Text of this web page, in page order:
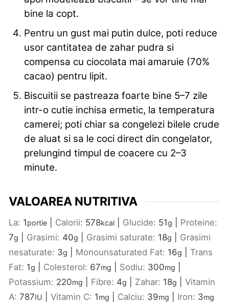
bine la copt.
Pentru un gust mai putin dulce, poti reduce
usor cantitatea de zahar pudra si
compensa cu ciocolata mai amaruie (70%
cacao) pentru lipit.
Biscuitii se pastreaza foarte bine 5–7 zile
intr-o cutie inchisa ermetic, la temperatura
camerei; poti chiar sa congelezi bilele crude
de aluat si sa le coci direct din congelator,
prelungind timpul de coacere cu 2–3
minute.
VALOAREA NUTRITIVA
La: 1portie Calorii: 578kcal Glucide: 51g
Proteine:
7g Grasimi: 40g Grasimi saturate: 18g
Grasimi
nesaturate: 3g Monounsaturated Fat: 16g
Trans
Fat: 1g Colesterol: 67mg Sodiu: 300mg
Potassium: 220mg Fibre: 4g Zahar: 18g
Vitamin
A: 787IU Vitamin C: 1mg Calciu: 39mg Iron: 3mg